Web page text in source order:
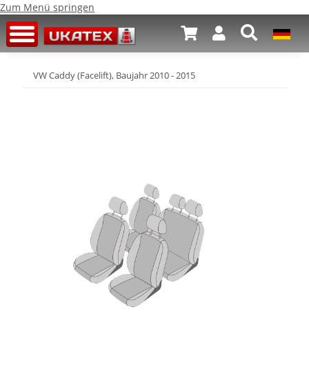
Zum Menü springen
VW Caddy (Facelift), Baujahr 2010 - 2015